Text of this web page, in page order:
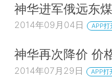
神华进军俄远东
2014年09月04日 APP打
神华再次降价 价
2014年07月29日 APP打